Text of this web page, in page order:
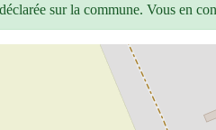
sur la commune. Vous en